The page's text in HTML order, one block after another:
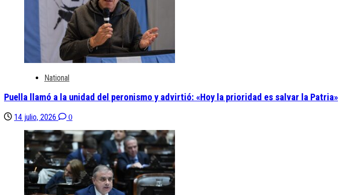
National
Puella llamó a la unidad del peronismo y advirtió: «Hoy la prioridad es salvar la Patria»
14 julio, 2026 0